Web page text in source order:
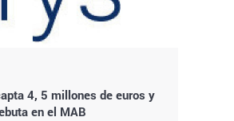
4, 5 millones de euros y
en el MAB